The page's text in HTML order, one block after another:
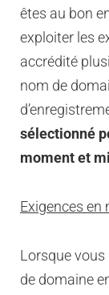
êtes au bon
exploiter les
accrédité
nom de
sélectionné
moment et
Exigences en
Lorsque
de domaine